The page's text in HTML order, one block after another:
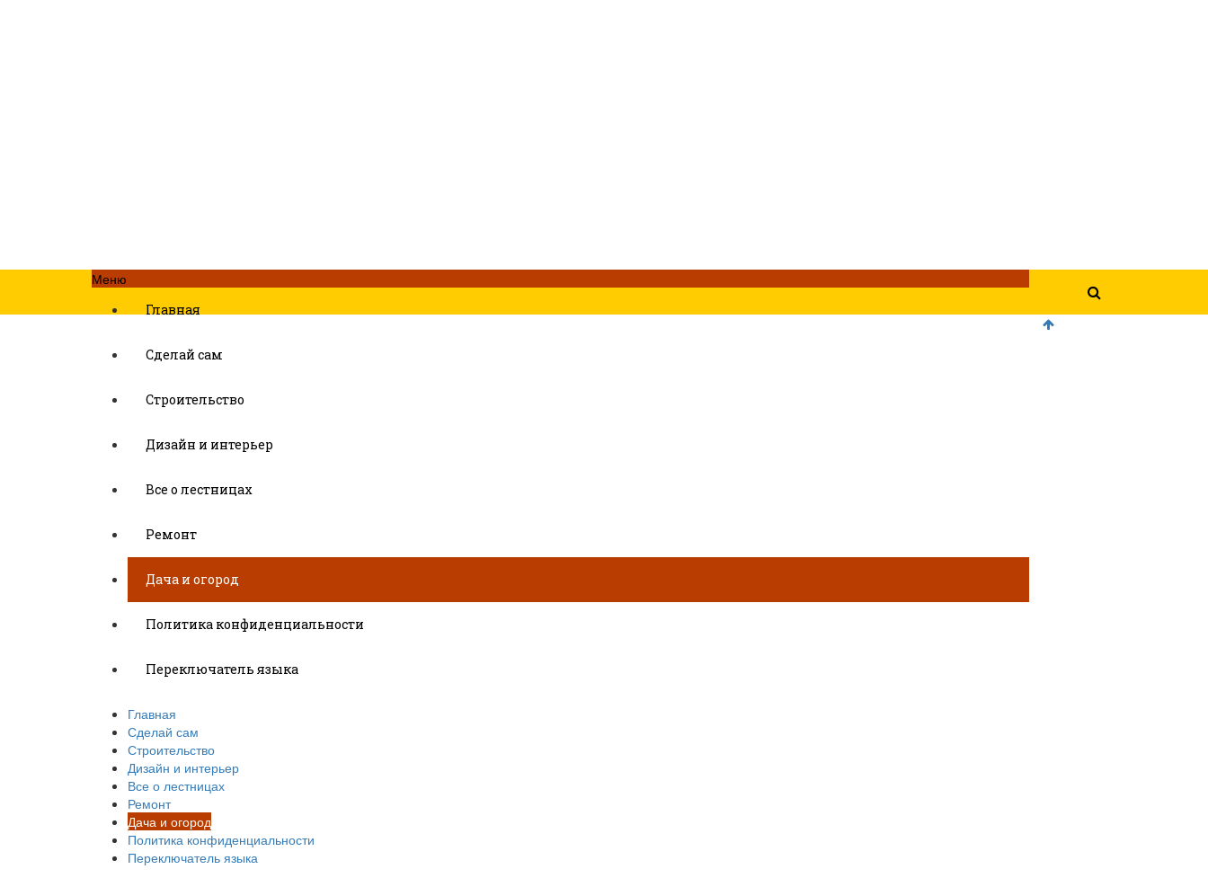
Меню
Главная
Сделай сам
Строительство
Дизайн и интерьер
Все о лестницах
Ремонт
Дача и огород
Политика конфиденциальности
Переключатель языка
Главная
Сделай сам
Строительство
Дизайн и интерьер
Все о лестницах
Ремонт
Дача и огород
Политика конфиденциальности
Переключатель языка